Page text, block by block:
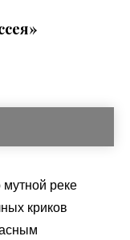
мутной реке
криков